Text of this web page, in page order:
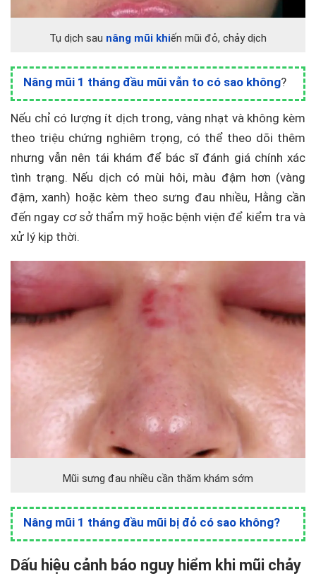
Tụ dịch sau nâng mũi khiến mũi đỏ, chảy dịch
Nâng mũi 1 tháng đầu mũi vẫn to có sao không?
Nếu chỉ có lượng ít dịch trong, vàng nhạt và không kèm
theo triệu chứng nghiêm trọng, có thể theo dõi thêm
nhưng vẫn nên tái khám để bác sĩ đánh giá chính xác
tình trạng. Nếu dịch có mùi hôi, màu đậm hơn (vàng
đậm, xanh) hoặc kèm theo sưng đau nhiều, Hằng cần
đến ngay cơ sở thẩm mỹ hoặc bệnh viện để kiểm tra và
xử lý kịp thời.
Mũi sưng đau nhiều cần thăm khám sớm
Nâng mũi 1 tháng đầu mũi bị đỏ có sao không?
Dấu hiệu cảnh báo nguy hiểm khi mũi chảy